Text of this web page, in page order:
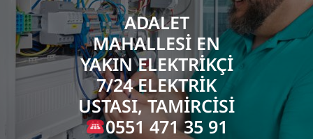
ADALET
MAHALLESI EN
YAKIN ELEKTRIKÇI
7/24 ELEKTRIK
USTASI, TAMIRCISI
0551 471 35 91